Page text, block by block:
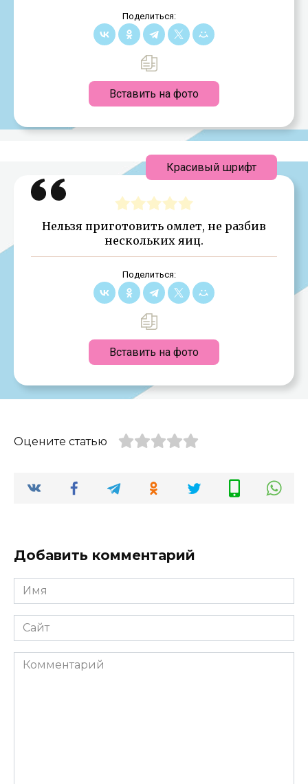
Поделиться:
Вставить на фото
Нельзя приготовить омлет, не разбив
нескольких яиц.
Поделиться:
Вставить на фото
Красивый шрифт
Оцените статью
Добавить комментарий
Имя
*
Сайт
Комментарий